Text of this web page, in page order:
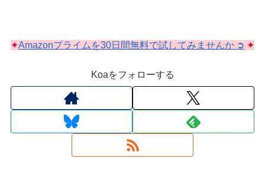
✦Amazonプライムを30日間無料で試してみませんか ➲ ✦
Koaをフォローする